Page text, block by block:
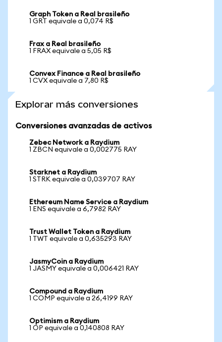
Graph Token a Real brasileño
1 GRT equivale a 0,074 R$
Frax a Real brasileño
1 FRAX equivale a 5,05 R$
Convex Finance a Real brasileño
1 CVX equivale a 7,80 R$
Explorar más conversiones
Conversiones avanzadas de activos
Zebec Network a Raydium
1 ZBCN equivale a 0,002775 RAY
Starknet a Raydium
1 STRK equivale a 0,039707 RAY
Ethereum Name Service a Raydium
1 ENS equivale a 6,7982 RAY
Trust Wallet Token a Raydium
1 TWT equivale a 0,635293 RAY
JasmyCoin a Raydium
1 JASMY equivale a 0,006421 RAY
Compound a Raydium
1 COMP equivale a 26,4199 RAY
Optimism a Raydium
1 OP equivale a 0,140808 RAY